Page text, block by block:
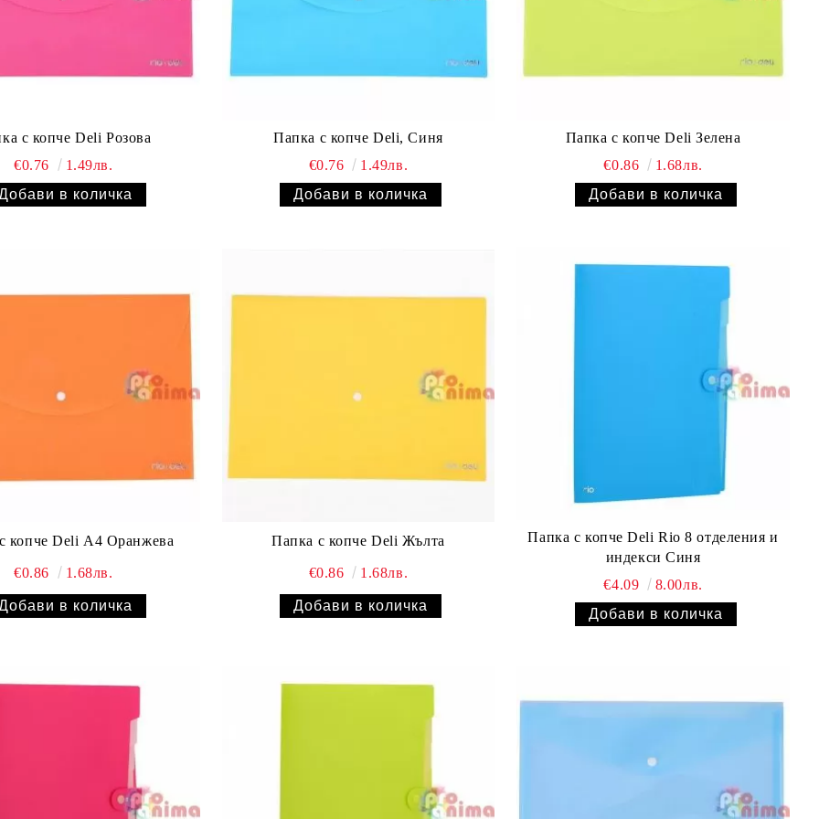
с копче Deli Розова
€0.76
1.49лв.
Папка с копче Deli, Синя
€0.76
1.49лв.
Папка с копче Deli Зелена
€0.86
1.68лв.
копче Deli А4 Оранжева
€0.86 1.68лв.
Папка с копче Deli Жълта
€0.86 1.68лв.
Папка с копче Deli Rio 8 отделения и
индекси Синя
€4.09
8.00лв.